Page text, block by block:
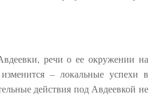
речи о ее окружении на
– локальные успехи в
действия под Авдеевкой не